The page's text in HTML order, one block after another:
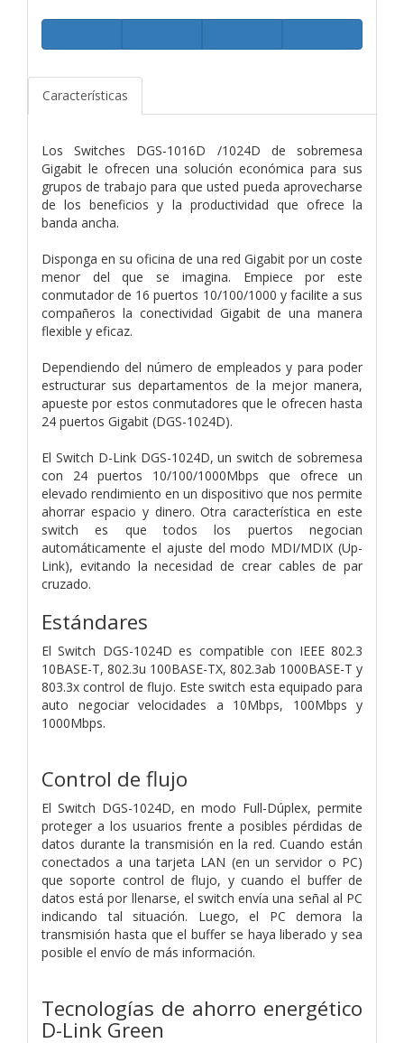
Características
Los Switches DGS-1016D /1024D de sobremesa
Gigabit le ofrecen una solución económica para sus
grupos de trabajo para que usted pueda aprovecharse
de los beneficios y la productividad que ofrece la
banda ancha.
Disponga en su oficina de una red Gigabit por un coste
menor del que se imagina. Empiece por este
conmutador de 16 puertos 10/100/1000 y facilite a sus
compañeros la conectividad Gigabit de una manera
flexible y eficaz.
Dependiendo del número de empleados y para poder
estructurar sus departamentos de la mejor manera,
apueste por estos conmutadores que le ofrecen hasta
24 puertos Gigabit (DGS-1024D).
El Switch D-Link DGS-1024D, un switch de sobremesa
con 24 puertos 10/100/1000Mbps que ofrece un
elevado rendimiento en un dispositivo que nos permite
ahorrar espacio y dinero. Otra característica en este
switch es que todos los puertos negocian
automáticamente el ajuste del modo MDI/MDIX (Up-
Link), evitando la necesidad de crear cables de par
cruzado.
Estándares
El Switch DGS-1024D es compatible con IEEE 802.3
10BASE-T, 802.3u 100BASE-TX, 802.3ab 1000BASE-T y
803.3x control de flujo. Este switch esta equipado para
auto negociar velocidades a 10Mbps, 100Mbps y
1000Mbps.
Control de flujo
El Switch DGS-1024D, en modo Full-Dúplex, permite
proteger a los usuarios frente a posibles pérdidas de
datos durante la transmisión en la red. Cuando están
conectados a una tarjeta LAN (en un servidor o PC)
que soporte control de flujo, y cuando el buffer de
datos está por llenarse, el switch envía una señal al PC
indicando tal situación. Luego, el PC demora la
transmisión hasta que el buffer se haya liberado y sea
posible el envío de más información.
Tecnologías de ahorro energético
D-Link Green